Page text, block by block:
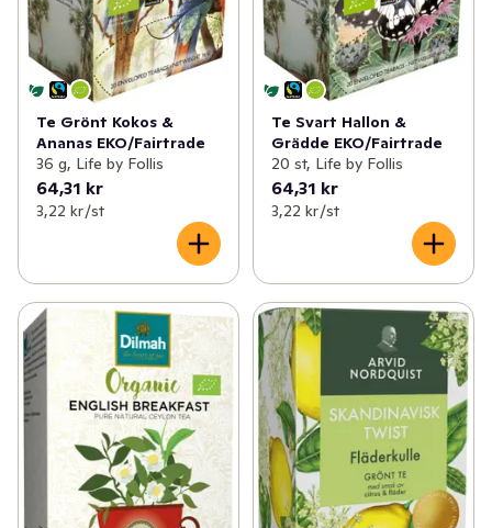
Te Grönt Kokos &
Ananas EKO/Fairtrade
36 g, Life by Follis
64,31 kr
3,22 kr /st
Te Svart Hallon &
Grädde EKO/Fairtrade
20 st, Life by Follis
64,31 kr
3,22 kr /st